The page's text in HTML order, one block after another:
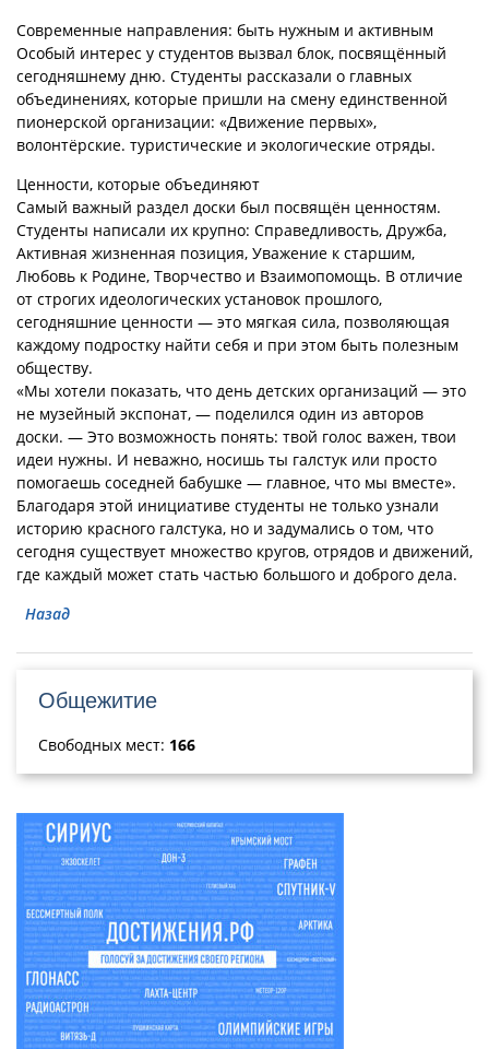
Современные направления: быть нужным и активным
Особый интерес у студентов вызвал блок, посвящённый
сегодняшнему дню. Студенты рассказали о главных
объединениях, которые пришли на смену единственной
пионерской организации: «Движение первых»,
волонтёрские. туристические и экологические отряды.
Ценности, которые объединяют
Самый важный раздел доски был посвящён ценностям.
Студенты написали их крупно: Справедливость, Дружба,
Активная жизненная позиция, Уважение к старшим,
Любовь к Родине, Творчество и Взаимопомощь. В отличие
от строгих идеологических установок прошлого,
сегодняшние ценности — это мягкая сила, позволяющая
каждому подростку найти себя и при этом быть полезным
обществу.
«Мы хотели показать, что день детских организаций — это
не музейный экспонат, — поделился один из авторов
доски. — Это возможность понять: твой голос важен, твои
идеи нужны. И неважно, носишь ты галстук или просто
помогаешь соседней бабушке — главное, что мы вместе».
Благодаря этой инициативе студенты не только узнали
историю красного галстука, но и задумались о том, что
сегодня существует множество кругов, отрядов и движений,
где каждый может стать частью большого и доброго дела.
Назад
Общежитие
Свободных мест: 166